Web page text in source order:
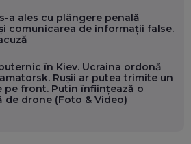
(AROBS): CUM CONSTRUIEȘTI O COMPANIE
SĂ PIERZI LEGĂTURA CU COMUNITATEA
FOMO: SPEAKERUL PE SCENĂ, INVITATUL
ÎNVĂȚĂM UNII DE LA CEILALȚI. VIN JASON
a ales cu plângere penală
comunicarea de informații false.
în Kiev. Ucraina ordonă
Rușii ar putea trimite un
pe front. Putin înființează o
de drone (Foto & Video)